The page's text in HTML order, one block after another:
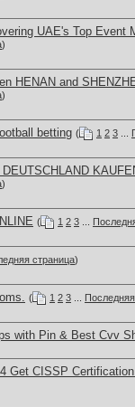
UAE's Top Event
)
HENAN and
)
betting ( 1 2 3
)
( 1 2 3
страница)
( 1 2 3
with Pin & Best Cvv
Get CISSP